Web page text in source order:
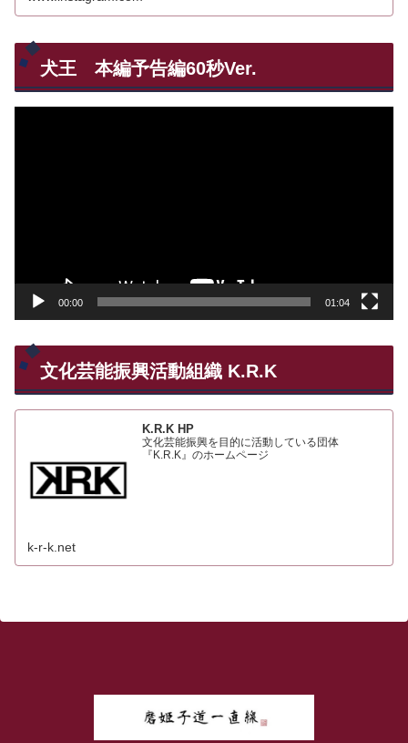
犬王 本編予告編60秒Ver.
00:00 01:04
文化芸能振興活動組織 K.R.K
K.R.K HP
文化芸能振興を目的に活動している団体
『K.R.K』のホームページ
k-r-k.net